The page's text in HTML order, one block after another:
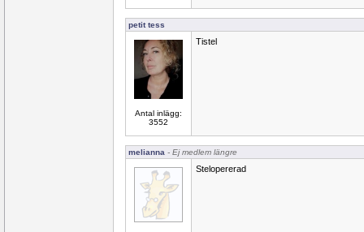
petit tess
Antal inlägg:
3552
Tistel
melianna - Ej medlem längre
Stelopererad